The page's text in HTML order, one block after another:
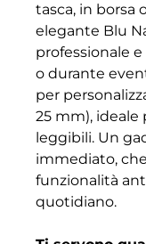
tasca, in borsa
elegante Blu
professionale
o durante
per
25 mm), ideale
leggibili. Un
immediato,
funzionalità
quotidiano.